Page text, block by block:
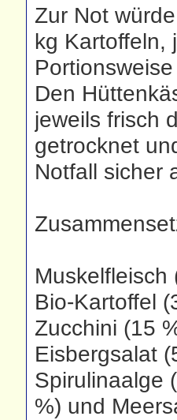
Zur Not
kg Kartoffeln,
Den
jeweils frisch
getrocknet
Notfall sicher
Muskelfleisch
Bio-Kartoffel
Zucchini (15
Eisbergsalat
Spirulinaalge
%) und